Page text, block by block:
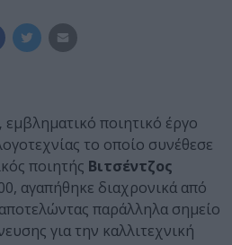
εμβληματικό ποιητικό έργο
το οποίο συνέθεσε
ποιητής Βιτσέντζος
αγαπήθηκε διαχρονικά από
παράλληλα σημείο
για την καλλιτεχνική